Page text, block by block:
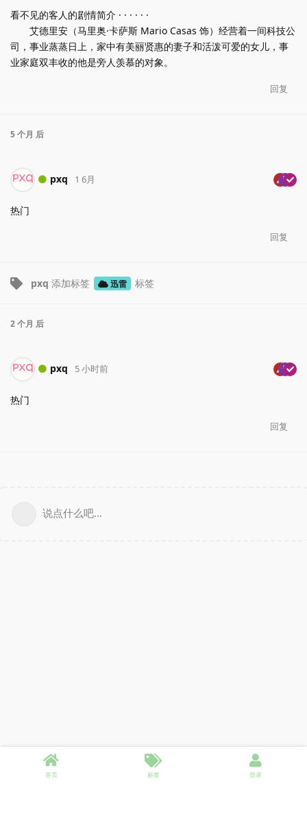
看不见的客人的剧情简介 · · · · · ·
艾德里安（马里奥·卡萨斯 Mario Casas 饰）经营着一间科技公
司，事业蒸蒸日上，家中有美丽贤惠的妻子和活泼可爱的女儿，事
业家庭双丰收的他是旁人羡慕的对象。
回复
5 个月 后
pxq 1 6月
热门
回复
pxq 添加标签 迅雷 标签
2 个月 后
pxq 5 小时前
热门
回复
说点什么吧...
首页 标签 登录